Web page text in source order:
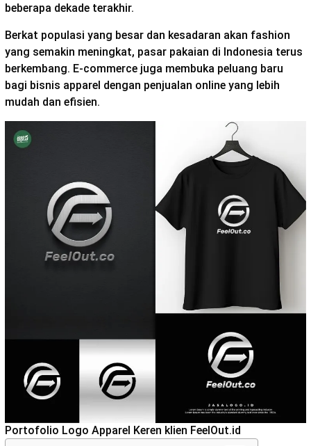
beberapa dekade terakhir.
Berkat populasi yang besar dan kesadaran akan fashion
yang semakin meningkat, pasar pakaian di Indonesia terus
berkembang. E-commerce juga membuka peluang baru
bagi bisnis apparel dengan penjualan online yang lebih
mudah dan efisien.
Portofolio Logo Apparel Keren klien FeelOut.id